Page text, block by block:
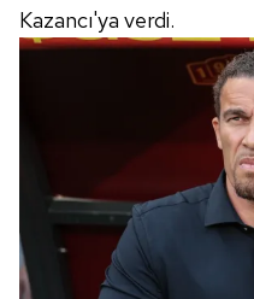
Kazancı'ya verdi.